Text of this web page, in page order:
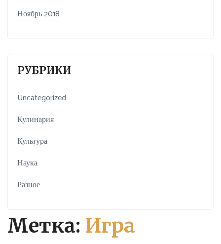
Метка: Игра
Ноябрь 2018
РУБРИКИ
Uncategorized
Кулинария
Культура
Наука
Разное